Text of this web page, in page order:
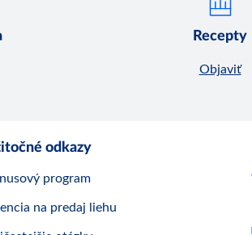
Recepty
Objaviť
odkazy
program
na predaj liehu